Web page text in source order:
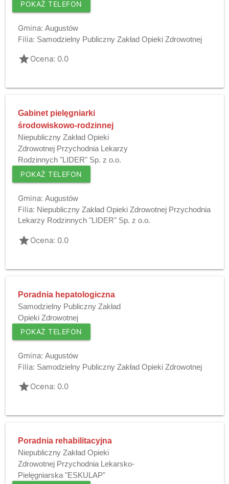
POKAŻ TELEFON
Gmina: Augustów
Filia: Samodzielny Publiczny Zakład Opieki Zdrowotnej
gradeOcena: 0.0
Gabinet pielęgniarki
środowiskowo-rodzinnej
Niepubliczny Zakład Opieki
Zdrowotnej Przychodnia Lekarzy
Rodzinnych "LIDER" Sp. z o.o.
POKAŻ TELEFON
Gmina: Augustów
Filia: Niepubliczny Zakład Opieki Zdrowotnej Przychodnia
Lekarzy Rodzinnych "LIDER" Sp. z o.o.
gradeOcena: 0.0
Poradnia hepatologiczna
Samodzielny Publiczny Zakład
Opieki Zdrowotnej
POKAŻ TELEFON
Gmina: Augustów
Filia: Samodzielny Publiczny Zakład Opieki Zdrowotnej
gradeOcena: 0.0
Poradnia rehabilitacyjna
Niepubliczny Zakład Opieki
Zdrowotnej Przychodnia Lekarsko-
Pielęgniarska "ESKULAP"